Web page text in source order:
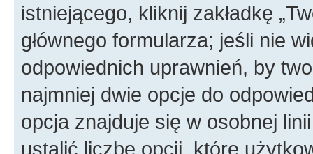
istniejącego, kliknij zakładkę
głównego formularza; jeśli nie
odpowiednich uprawnień, by
najmniej dwie opcje do
opcja znajduje się w osobnej
ustalić liczbę opcji, które